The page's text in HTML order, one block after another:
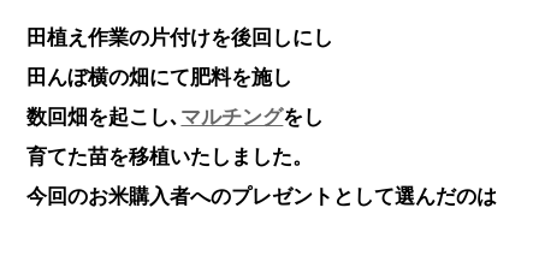
田植え作業の片付けを後回しにし
田んぼ横の畑にて肥料を施し
数回畑を起こし､ マルチングをし
育てた苗を移植いたしました。
今回のお米購入者へのプレゼントとして選んだのは